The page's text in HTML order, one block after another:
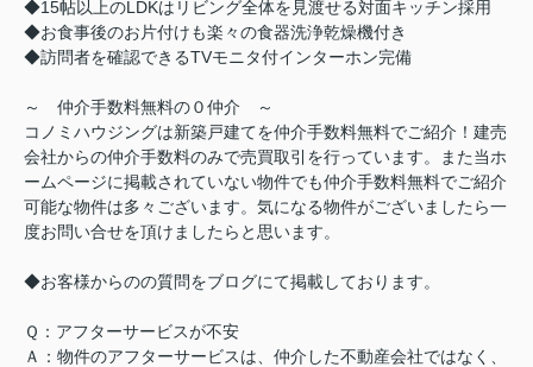
◆15帖以上のLDKはリビング全体を見渡せる対面キッチン採用
◆お食事後のお片付けも楽々の食器洗浄乾燥機付き
◆訪問者を確認できるTVモニタ付インターホン完備
～ 仲介手数料無料の０仲介 ～
コノミハウジングは新築戸建てを仲介手数料無料でご紹介！建売
会社からの仲介手数料のみで売買取引を行っています。また当ホ
ームページに掲載されていない物件でも仲介手数料無料でご紹介
可能な物件は多々ございます。気になる物件がございましたら一
度お問い合せを頂けましたらと思います。
◆お客様からのの質問をブログにて掲載しております。
Ｑ：アフターサービスが不安
Ａ：物件のアフターサービスは、仲介した不動産会社ではなく、